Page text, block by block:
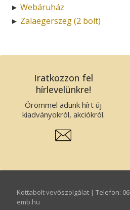
► Webáruház
► Zalaegerszeg (2 bolt)
Iratkozzon fel
hírlevelünkre!
Örömmel adunk hírt új
kiadványokról, akciókról.
Kottabolt vevőszolgálat | Telefon:
emb.hu